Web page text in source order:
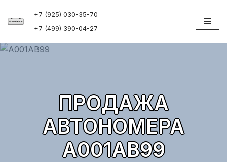
Перейти
к
содержимому
+7 (925) 030-35-70
+7 (499) 390-04-27
ПРОДАЖА
АВТОНОМЕРА
А001АВ99